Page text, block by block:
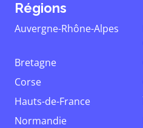
Régions
Auvergne-Rhône-Alpes
Bretagne
Corse
Hauts-de-France
Normandie